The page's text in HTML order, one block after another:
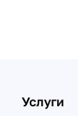
Услуги